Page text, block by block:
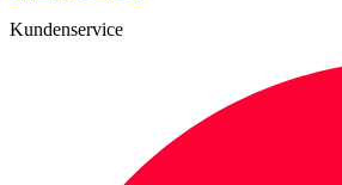
Kundenservice